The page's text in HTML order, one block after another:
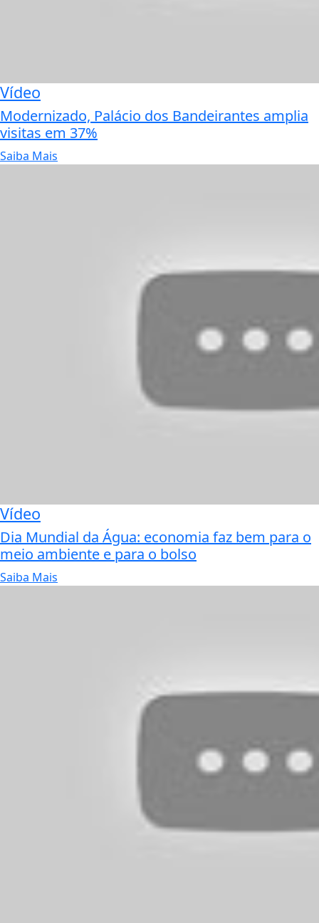
Vídeo
Modernizado, Palácio dos Bandeirantes amplia
visitas em 37%
Saiba Mais
Vídeo
Dia Mundial da Água: economia faz bem para o
meio ambiente e para o bolso
Saiba Mais